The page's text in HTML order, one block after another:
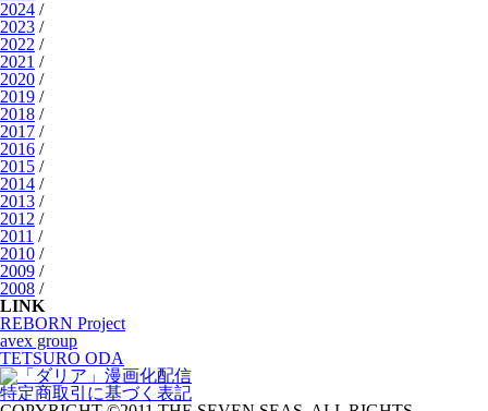
2024 /
2023 /
2022 /
2021 /
2020 /
2019 /
2018 /
2017 /
2016 /
2015 /
2014 /
2013 /
2012 /
2011 /
2010 /
2009 /
2008 /
LINK
REBORN Project
avex group
TETSURO ODA
特定商取引に基づく表記